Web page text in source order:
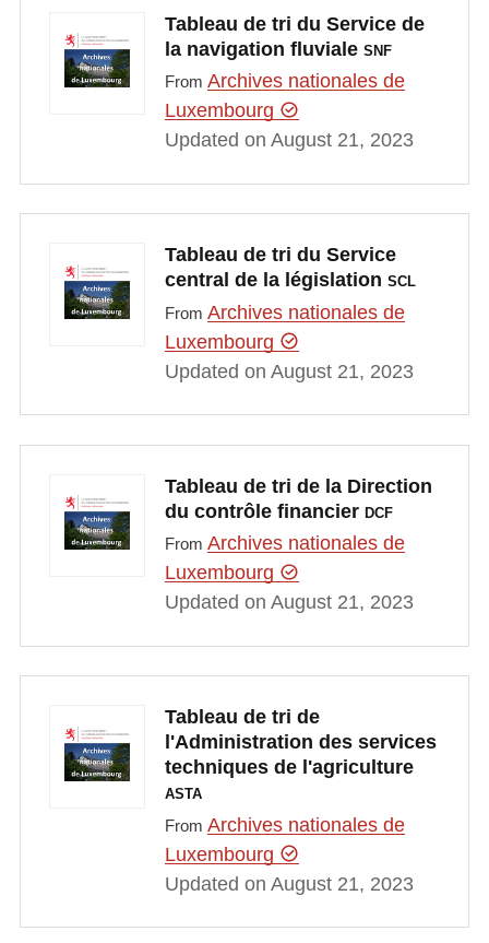
Tableau de tri du Service de
la navigation fluviale SNF
From Archives nationales de
Luxembourg
Updated on August 21, 2023
Tableau de tri du Service
central de la législation SCL
From Archives nationales de
Luxembourg
Updated on August 21, 2023
Tableau de tri de la Direction
du contrôle financier DCF
From Archives nationales de
Luxembourg
Updated on August 21, 2023
Tableau de tri de
l'Administration des services
techniques de l'agriculture
ASTA
From Archives nationales de
Luxembourg
Updated on August 21, 2023